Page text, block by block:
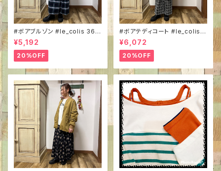
#ボアブルゾン #le_colis 367
6207 #Vネック #シープボア #
もこもこアウター
¥5,192
20%OFF
#ボアテディコート #le_colis 3
677218 #Wボタン #ミドル丈
#もこもこアウター
¥6,072
20%OFF